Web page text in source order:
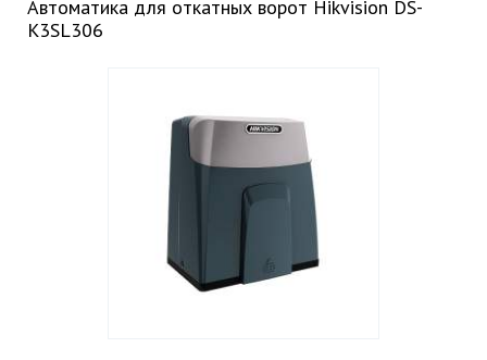
Автоматика для откатных ворот Hikvision DS-
K3SL306